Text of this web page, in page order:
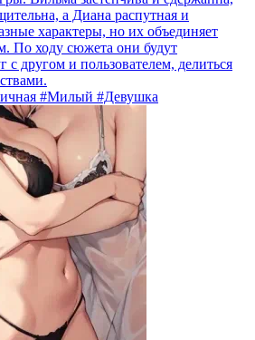
а Диана распутная и
характеры, но их объединяет
По ходу сюжета они будут
с другом и пользователем, делиться
#Милый #Девушка